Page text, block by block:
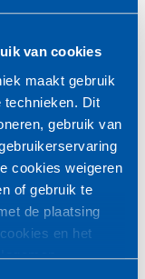
van cookies
maakt gebruik
technieken. Dit
gebruik van
cookies weigeren
of gebruik te
de plaatsing
en het
vele